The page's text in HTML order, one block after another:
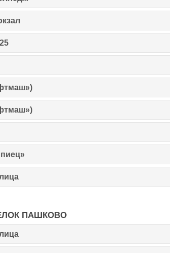
ПАШКОВО